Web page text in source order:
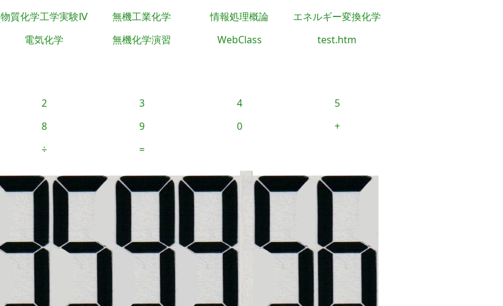
物質化学工学実験Ⅳ 無機工業化学 情報処理概論
エネルギー変換化学
電気化学 無機化学演習 WebClass
test.htm
2 3 4
5
8 9 0
+
÷ =